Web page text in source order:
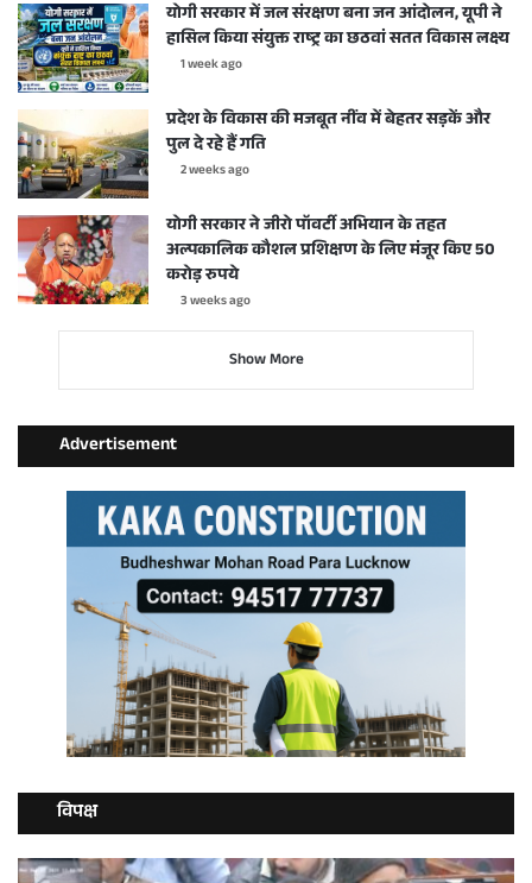
योगी सरकार में जल संरक्षण बना जन आंदोलन, यूपी ने
हासिल किया संयुक्त राष्ट्र का छठवां सतत विकास लक्ष्य
1 week ago
प्रदेश के विकास की मजबूत नींव में बेहतर सड़कें और
पुल दे रहे हैं गति
2 weeks ago
योगी सरकार ने जीरो पॉवर्टी अभियान के तहत
अल्पकालिक कौशल प्रशिक्षण के लिए मंजूर किए 50
करोड़ रुपये
3 weeks ago
Show More
Advertisement
विपक्ष